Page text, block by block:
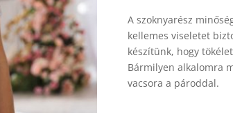
A szoknyarész
kellemes viseletet
készítünk, hogy
Bármilyen alkalomra
vacsora a pároddal.